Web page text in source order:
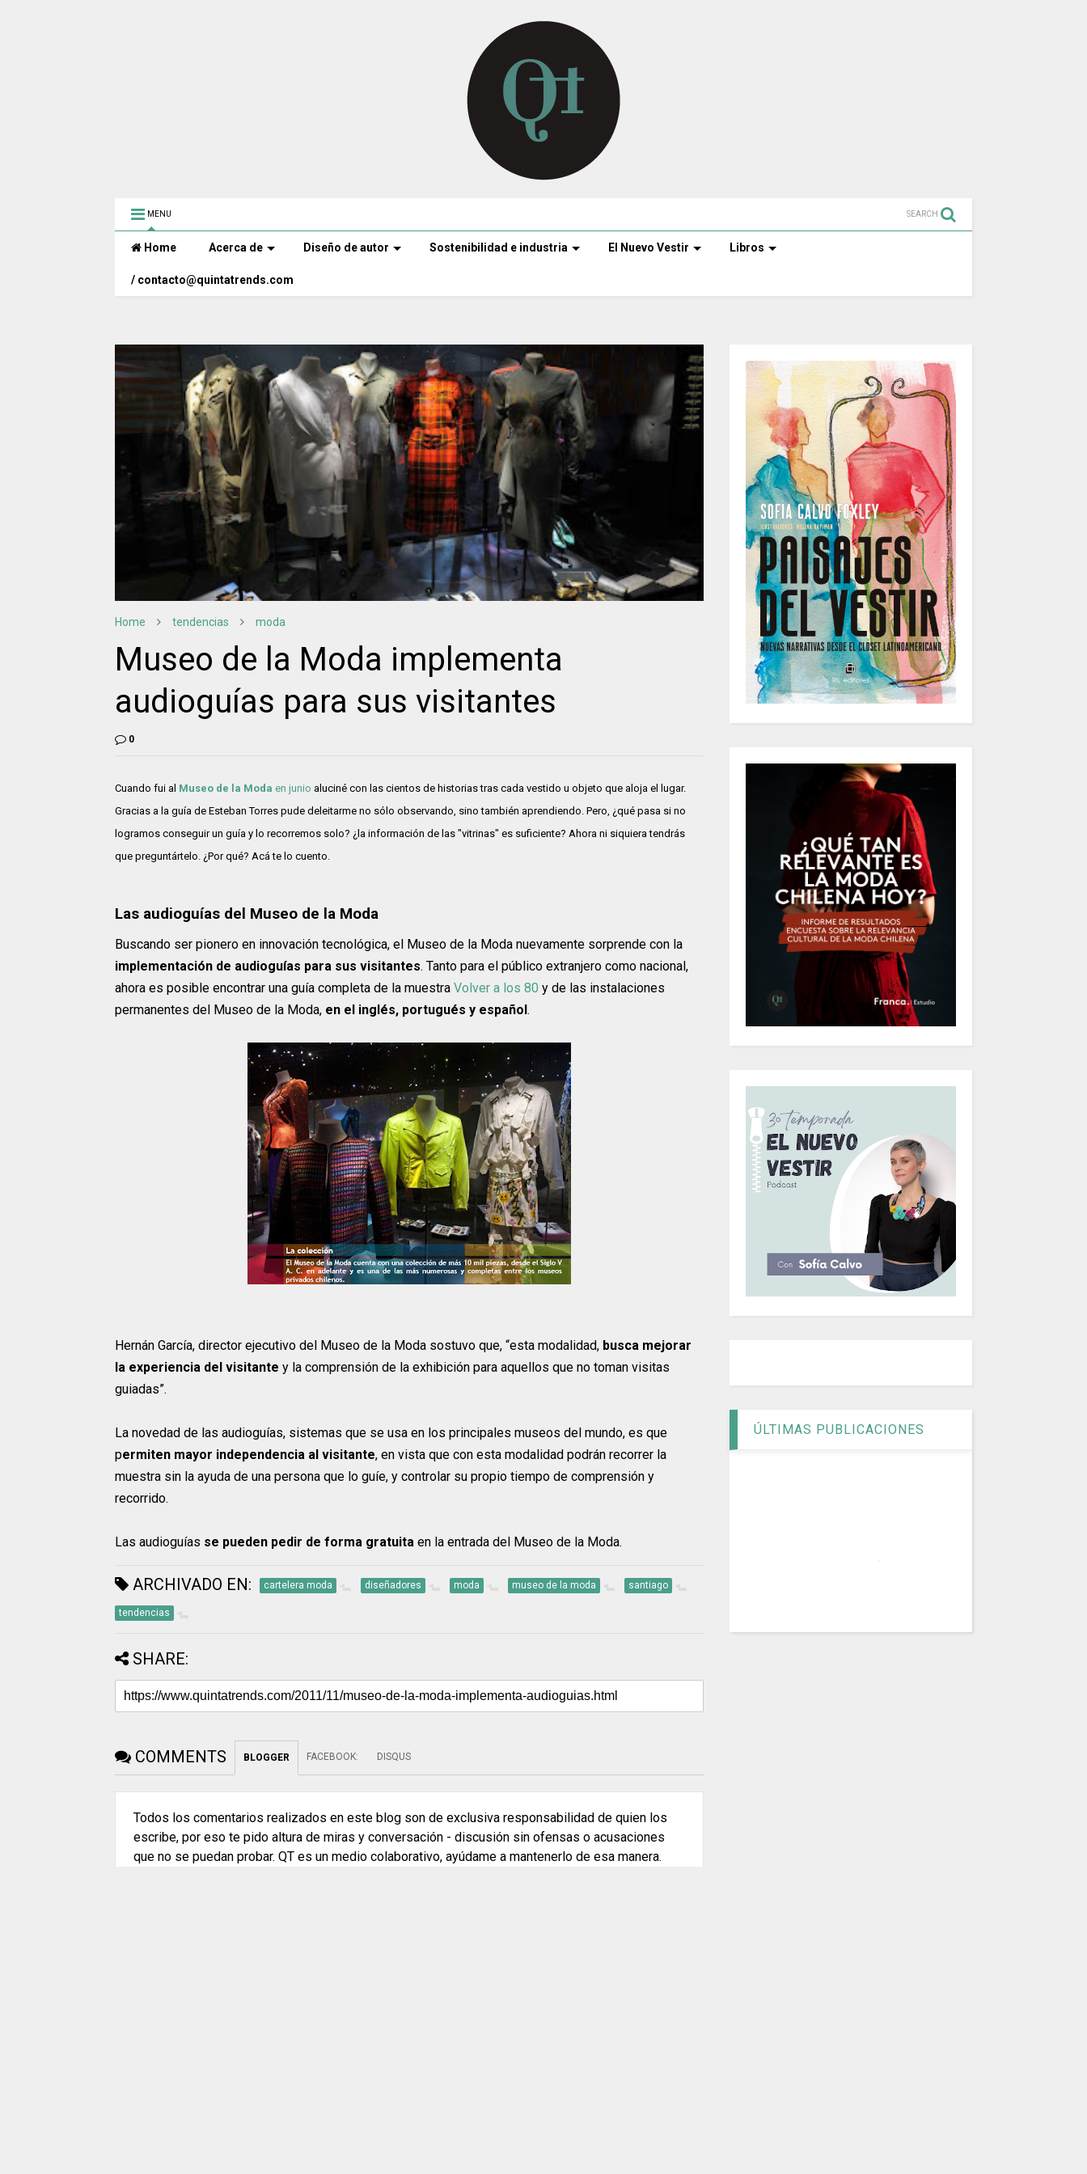
MENU SEARCH
Home Acerca de Diseño de autor Sostenibilidad e industria El Nuevo Vestir Libros
/ contacto@quintatrends.com
Home tendencias moda
Museo de la Moda implementa
audioguías para sus visitantes
0
Cuando fui al Museo de la Moda en junio aluciné con las cientos de historias tras cada vestido u objeto que aloja el lugar.
Gracias a la guía de Esteban Torres pude deleitarme no sólo observando, sino también aprendiendo. Pero, ¿qué pasa si no
logramos conseguir un guía y lo recorremos solo? ¿la información de las "vitrinas" es suficiente? Ahora ni siquiera tendrás
que preguntártelo. ¿Por qué? Acá te lo cuento.
Las audioguías del Museo de la Moda
Buscando ser pionero en innovación tecnológica, el Museo de la Moda nuevamente sorprende con la
implementación de audioguías para sus visitantes. Tanto para el público extranjero como nacional,
ahora es posible encontrar una guía completa de la muestra Volver a los 80 y de las instalaciones
permanentes del Museo de la Moda, en el inglés, portugués y español.
Hernán García, director ejecutivo del Museo de la Moda sostuvo que, “esta modalidad, busca mejorar
la experiencia del visitante y la comprensión de la exhibición para aquellos que no toman visitas
guiadas”.
La novedad de las audioguías, sistemas que se usa en los principales museos del mundo, es que
permiten mayor independencia al visitante, en vista que con esta modalidad podrán recorrer la
muestra sin la ayuda de una persona que lo guíe, y controlar su propio tiempo de comprensión y
recorrido.
Las audioguías se pueden pedir de forma gratuita en la entrada del Museo de la Moda.
ARCHIVADO EN: cartelera moda diseñadores moda museo de la moda santiago
tendencias
SHARE:
COMMENTS BLOGGER FACEBOOK: DISQUS
Todos los comentarios realizados en este blog son de exclusiva responsabilidad de quien los
escribe, por eso te pido altura de miras y conversación - discusión sin ofensas o acusaciones
que no se puedan probar. QT es un medio colaborativo, ayúdame a mantenerlo de esa manera.
ÚLTIMAS PUBLICACIONES